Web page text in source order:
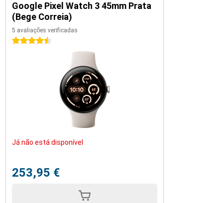
Google Pixel Watch 3 45mm Prata
(Bege Correia)
5 avaliações verificadas
4.5 estrelas
Já não está disponível
253,95 €